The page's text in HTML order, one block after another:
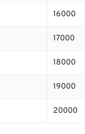
16000
17000
18000
19000
20000